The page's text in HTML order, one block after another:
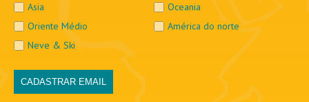
Asia
Oceania
Oriente Médio
América do norte
Neve & Ski